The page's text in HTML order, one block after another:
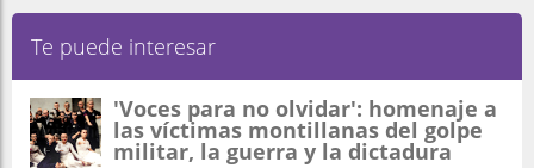
Te puede interesar
'Voces para no olvidar': homenaje a
las víctimas montillanas del golpe
militar, la guerra y la dictadura